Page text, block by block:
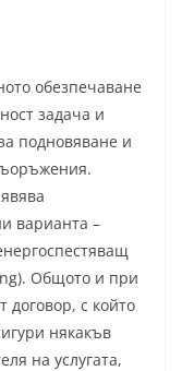
обезпечаване
задача и
подновяване и
варианта –
Общото и при
договор, с който
някакъв
на услугата,